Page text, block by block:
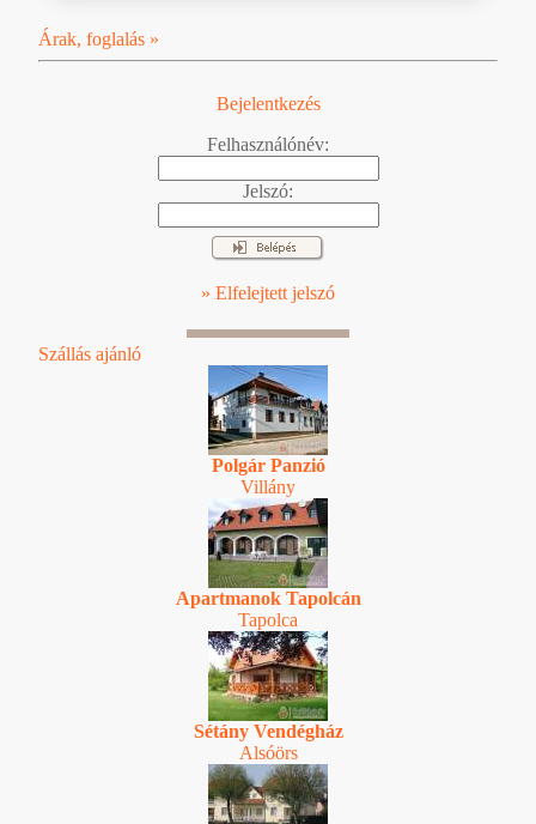
Árak, foglalás »
Bejelentkezés
Felhasználónév:
Jelszó:
» Elfelejtett jelszó
Szállás ajánló
Polgár Panzió
Villány
Apartmanok Tapolcán
Tapolca
Sétány Vendégház
Alsóörs